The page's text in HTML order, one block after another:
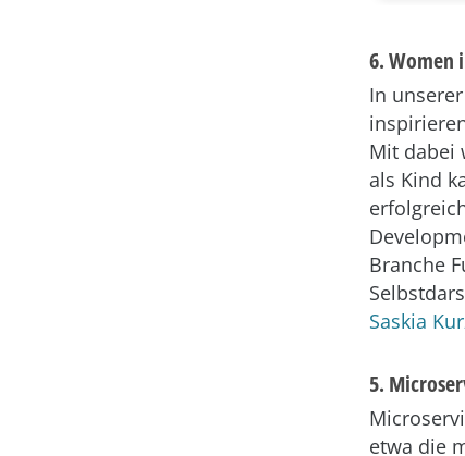
6. Women
In
Mit dabei
als Kind
Branche
Saskia
5.
etwa die